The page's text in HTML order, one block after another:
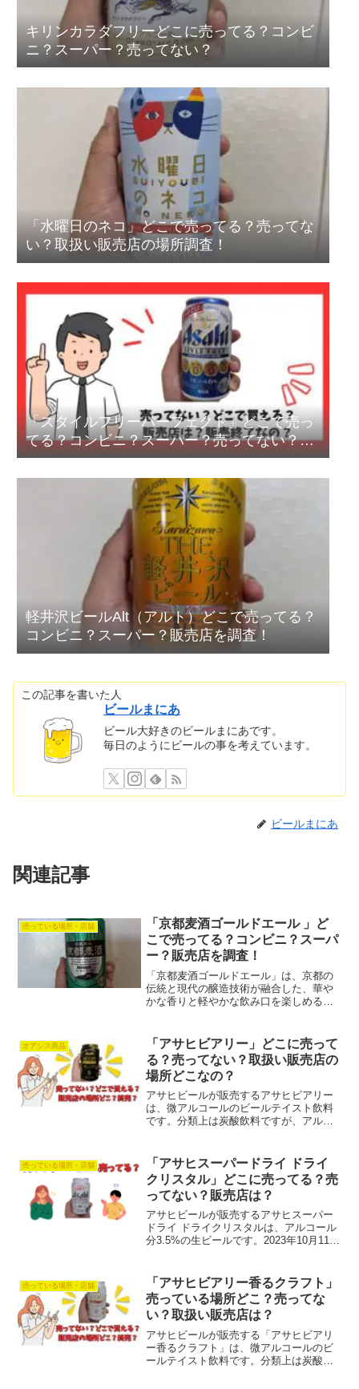
キリンカラダフリーどこに売ってる？コンビ
ニ？スーパー？売ってない？
「水曜日のネコ」どこで売ってる？売ってな
い？取扱い販売店の場所調査！
「スタイルフリーパーフェクト」どこで売っ
てる？コンビニ？スーパー？売ってない？終
売？
軽井沢ビールAlt（アルト）どこで売ってる？
コンビニ？スーパー？販売店を調査！
この記事を書いた人
ビールまにあ
ビール大好きのビールまにあです。
毎日のようにビールの事を考えています。
ビールまにあ
関連記事
売っている場所・店舗
「京都麦酒ゴールドエール 」ど
こで売ってる？コンビニ？スーパ
ー？販売店を調査！
「京都麦酒ゴールドエール」は、京都の
伝統と現代の醸造技術が融合した、華や
かな香りと軽やかな飲み口を楽しめるク
が絶妙に調和し、食事のお供はもちろ
ん、リフレッシュタイムにも...
オアシス商品
「アサヒビアリー」どこに売って
る？売ってない？取扱い販売店の
場所どこなの？
アサヒビールが販売するアサヒビアリー
は、微アルコールのビールテイスト飲料
です。分類上は炭酸飲料ですが、アルコ
売され、6月29日から全国発売されまし
た。ビールま...
売っている場所・店舗
「アサヒスーパードライ ドライ
クリスタル」どこに売ってる？売
ってない？販売店は？
アサヒビールが販売するアサヒスーパー
ドライ ドライクリスタルは、アルコール
分3.5%の生ビールです。2023年10月11日
ーパードライ」から生まれたアルコール
分3.5%の...
売っている場所・店舗
「アサヒビアリー香るクラフト」
売っている場所どこ？売ってな
い？取扱い販売店は？
アサヒビールが販売する「アサヒビアリ
ー香るクラフト」は、微アルコールのビ
ールテイスト飲料です。分類上は炭酸飲